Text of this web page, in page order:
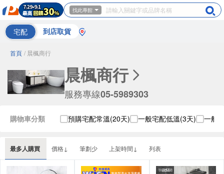
找此專館
宅配 到店取貨
首頁 / 晨楓商行
晨楓商行
服務專線05-5989303
最多人購買 價格↓ 筆劃少 上架時間↓ 列表
購物車分類 預購宅配常溫(20天) 一般宅配低溫(3天) 一般